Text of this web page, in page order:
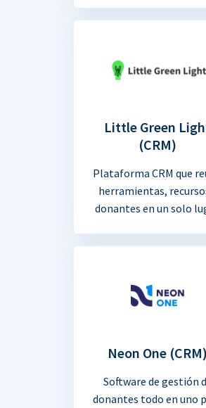
Little Green
(CRM)
Plataforma CRM que
herramientas,
donantes en un solo
Neon One (CRM)
Software de gestión
donantes todo en uno